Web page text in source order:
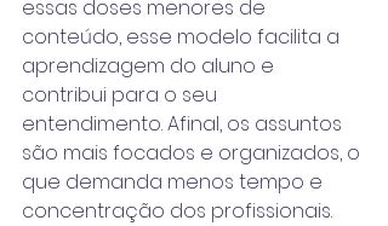
essas doses menores de
conteúdo, esse modelo facilita a
aprendizagem do aluno e
contribui para o seu
entendimento. Afinal, os assuntos
são mais focados e organizados, o
que demanda menos tempo e
concentração dos profissionais.